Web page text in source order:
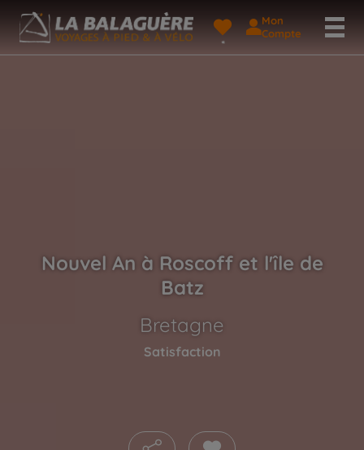
Mon
Compte
Nouvel An à Roscoff et l'île de
Batz
Bretagne
Satisfaction